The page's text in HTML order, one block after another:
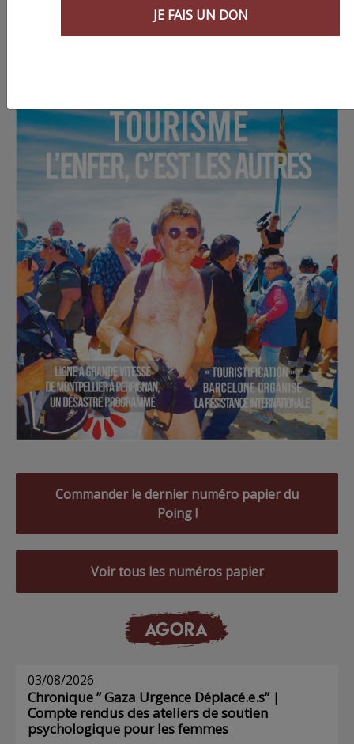
Commander le dernier numéro papier du
Poing !
Voir tous les numéros papier
AGORA
03/08/2026
Chronique ” Gaza Urgence Déplacé.e.s” |
Compte rendus des ateliers de soutien
psychologique pour les femmes
JE FAIS UN DON